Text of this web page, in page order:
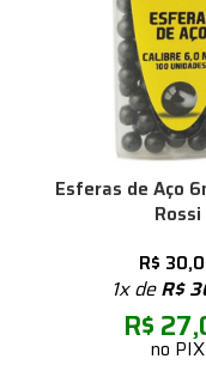
Esferas de Aço
Rossi
R$
1x deR$
R$
no PIX